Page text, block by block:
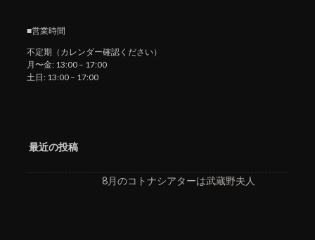
■営業時間
不定期（カレンダー確認ください）
月〜金: 13:00 – 17:00
土日: 13:00 – 17:00
最近の投稿
8月のコトナシアターは武蔵野夫人